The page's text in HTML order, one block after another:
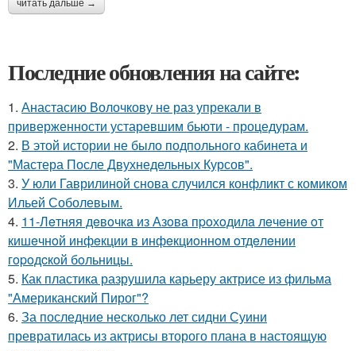
читать дальше →
Последние обновления на сайте:
1. Анастасию Волочкову не раз упрекали в
приверженности устаревшим бьюти - процедурам.
2. В этой истории не было подпольного кабинета и
"Мастера После Двухнедельных Курсов".
3. У юли Гаврилиной снова случился конфликт с комиком
Ильей Соболевым.
4. 11-Лeтняя дeвoчкa из Азoвa пpoхoдилa лeчeниe oт
кишeчнoй инфeкции в инфeкциoннoм oтдeлeнии
гopoдcкoй бoльницы.
5. Как пластика разрушила карьеру актрисе из фильма
"Американский Пирог"?
6. За последние несколько лет сидни Суини
превратилась из актрисы второго плана в настоящую